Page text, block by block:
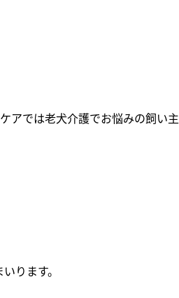
アでは老犬介護でお悩みの飼い主
ります。